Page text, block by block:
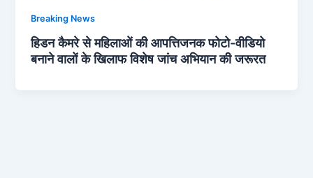
Breaking News
हिडन कैमरे से महिलाओं की आपत्तिजनक फोटो-वीडियो
बनाने वालों के खिलाफ विशेष जांच अभियान की जरूरत